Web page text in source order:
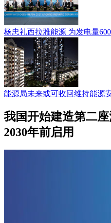
杨忠礼西拉雅能源 为发电量
能源局未来或可收回维持能源
我国开始建造第二
2030年前启用